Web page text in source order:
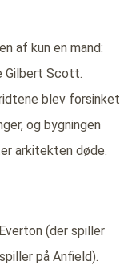
af kun en mand:
Gilbert Scott.
blev forsinket
og bygningen
arkitekten døde.
(der spiller
på Anfield).